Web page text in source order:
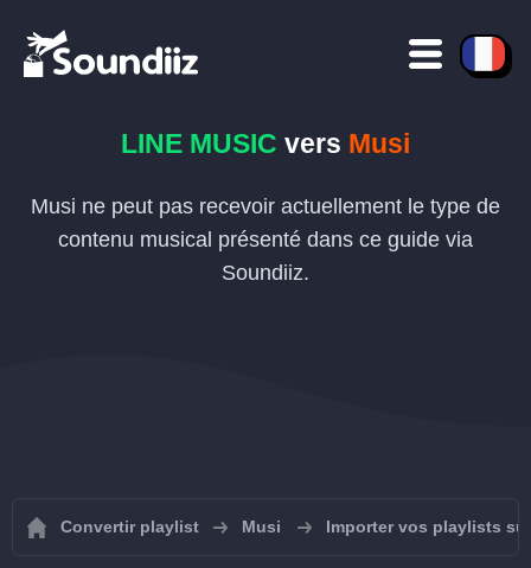
LINE MUSIC vers Musi
Musi ne peut pas recevoir actuellement le type de
contenu musical présenté dans ce guide via
Soundiiz.
Convertir playlist Musi Importer vos playlists